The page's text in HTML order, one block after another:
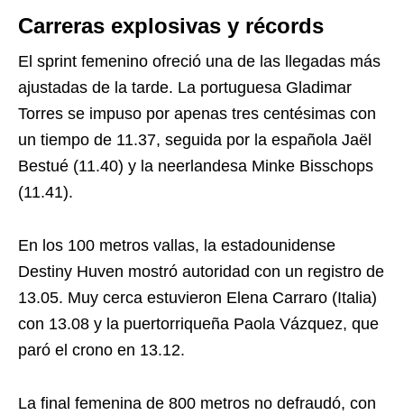
Carreras explosivas y récords
El sprint femenino ofreció una de las llegadas más
ajustadas de la tarde. La portuguesa Gladimar
Torres se impuso por apenas tres centésimas con
un tiempo de 11.37, seguida por la española Jaël
Bestué (11.40) y la neerlandesa Minke Bisschops
(11.41).
En los 100 metros vallas, la estadounidense
Destiny Huven mostró autoridad con un registro de
13.05. Muy cerca estuvieron Elena Carraro (Italia)
con 13.08 y la puertorriqueña Paola Vázquez, que
paró el crono en 13.12.
La final femenina de 800 metros no defraudó, con